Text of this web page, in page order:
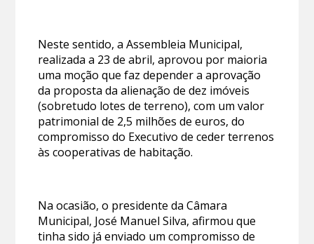
Neste sentido, a Assembleia Municipal,
realizada a 23 de abril, aprovou por maioria
uma moção que faz depender a aprovação
da proposta da alienação de dez imóveis
(sobretudo lotes de terreno), com um valor
patrimonial de 2,5 milhões de euros, do
compromisso do Executivo de ceder terrenos
às cooperativas de habitação.
Na ocasião, o presidente da Câmara
Municipal, José Manuel Silva, afirmou que
tinha sido já enviado um compromisso de